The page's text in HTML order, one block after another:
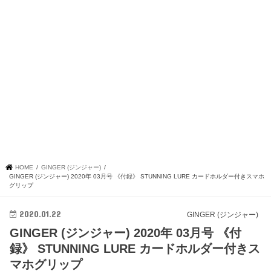
HOME
GINGER (ジンジャー)
GINGER (ジンジャー) 2020年 03月号 《付録》 STUNNING LURE カードホルダー付きスマホ
グリップ
GINGER (ジンジャー)
2020.01.22
GINGER (ジンジャー) 2020年 03月号 《付
録》 STUNNING LURE カードホルダー付きス
マホグリップ